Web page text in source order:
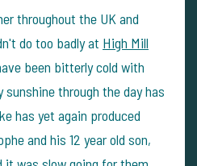
throughout the UK and
do too badly at High Mill
been bitterly cold with
sunshine through the day has
has yet again produced
and his 12 year old son,